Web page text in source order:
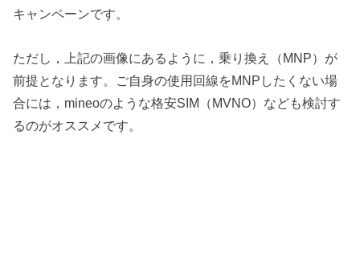
キャンペーンです。
ただし，上記の画像にあるように，乗り換え（MNP）が
前提となります。ご自身の使用回線をMNPしたくない場
合には，mineoのような格安SIM（MVNO）なども検討す
るのがオススメです。